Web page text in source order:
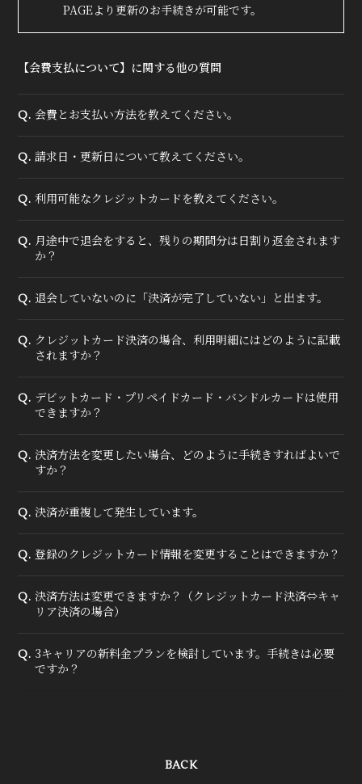
True&Lip
PHOTO
PAGEより更新のお手続きが可能です。
【会費支払について】に関する他の質問
Q. 会費とお支払い方法を教えてください。
Q. 請求日・更新日について教えてください。
Q. 利用可能なクレジットカードを教えてください。
Q. 月途中で退会をすると、残りの期間分は日割り返金されます
か？
Q. 退会していないのに「決済が完了していない」と出ます。
Q. クレジットカード決済の場合、利用明細にはどのように記載
されますか？
Q. デビットカード・プリペイドカード・バンドルカードは使用
できますか？
Q. 決済方法を変更したい場合、どのように手続きすればよいで
すか？
Q. 決済が重複して発生しています。
Q. 登録のクレジットカード情報を変更することはできますか？
Q. 決済方法は変更できますか？（クレジットカード決済⇔キャ
リア決済の場合）
Q. 3キャリアの新料金プランを検討しています。手続きは必要
ですか？
BACK